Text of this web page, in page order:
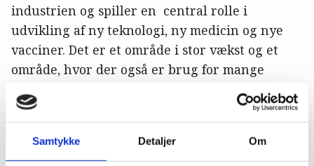
Samtykke Detaljer Om
industrien og spiller en central rolle i
udvikling af ny teknologi, ny medicin og nye
vacciner. Det er et område i stor vækst og et
område, hvor der også er brug for mange
talentfulde og fagligt dygtige dyrlæger.
Vi skal kunne omsætte
og tilpasse vores faglige